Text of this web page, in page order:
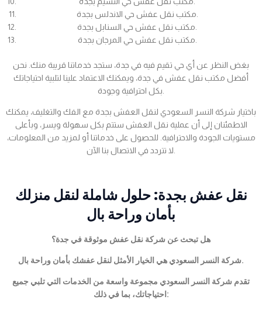
بغض النظر عن أي حي تقيم فيه في جدة، ستجد خدماتنا قريبة منك. نحن
أفضل مكتب نقل عفش في جدة، ويمكنك الاعتماد علينا لتلبية احتياجاتك
باختيار شركة النسر السعودي لنقل العفش بجدة مع الفك والتغليف، يمكنك
الاطمئنان إلى أن عملية نقل العفش ستتم بكل سهولة ويسر، وبأعلى
مستويات الجودة والاحترافية. للحصول على خدماتنا أو لمزيد من المعلومات،
نقل عفش بجدة: حلول شاملة لنقل منزلك
بأمان وراحة بال
هل تبحث عن شركة نقل عفش موثوقة في جدة؟
شركة النسر السعودي هي الخيار الأمثل لنقل عفشك بأمان وراحة بال.
تقدم شركة النسر السعودي مجموعة واسعة من الخدمات التي تلبي جميع
احتياجاتك، بما في ذلك: